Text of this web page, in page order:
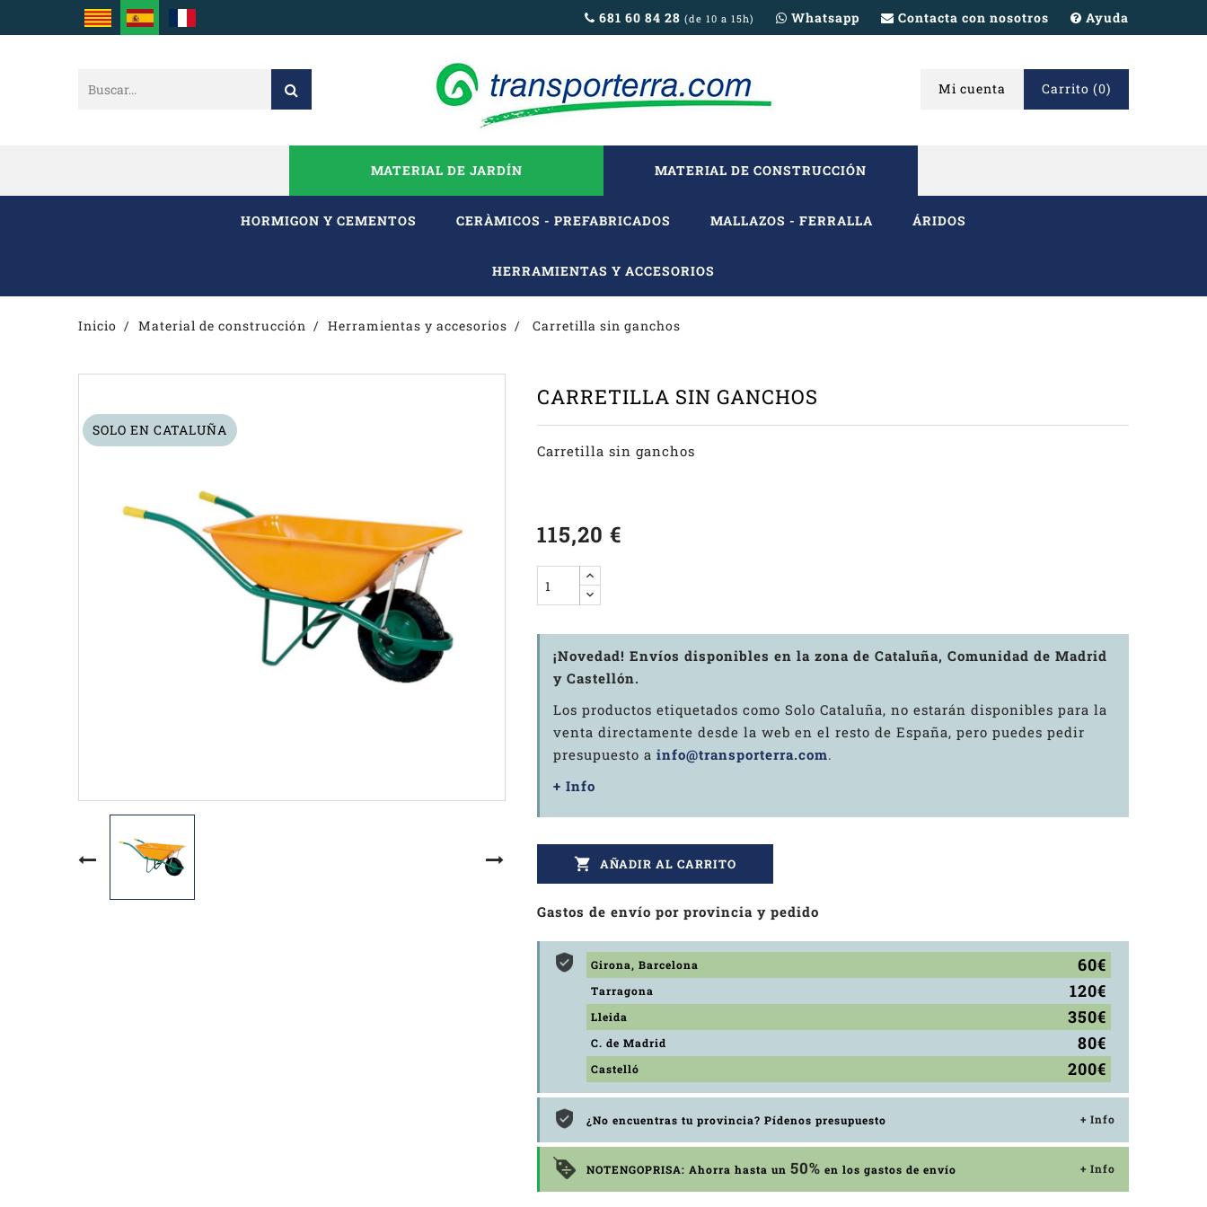
681 60 84 28 (de 10 a 15h) Whatsapp Contacta con nosotros Ayuda
Carrito (0)
Mi cuenta
MATERIAL DE JARDÍN MATERIAL DE CONSTRUCCIÓN
HORMIGON Y CEMENTOS CERÀMICOS - PREFABRICADOS MALLAZOS - FERRALLA ÁRIDOS
HERRAMIENTAS Y ACCESORIOS
Inicio Material de construcción Herramientas y accesorios Carretilla sin ganchos
SOLO EN CATALUÑA
CARRETILLA SIN GANCHOS
Carretilla sin ganchos
115,20 €
¡Novedad! Envíos disponibles en la zona de Cataluña, Comunidad de Madrid
y Castellón.
Los productos etiquetados como Solo Cataluña, no estarán disponibles para la
venta directamente desde la web en el resto de España, pero puedes pedir
presupuesto a info@transporterra.com.
+ Info
 AÑADIR AL CARRITO
Gastos de envío por provincia y pedido
Girona, Barcelona 60€
Tarragona 120€
Lleida 350€
C. de Madrid 80€
Castelló 200€
¿No encuentras tu provincia? Pídenos presupuesto + Info
NOTENGOPRISA: Ahorra hasta un 50% en los gastos de envío + Info